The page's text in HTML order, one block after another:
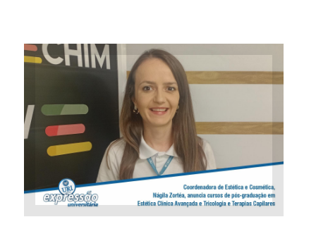
Coordenadora de Estética e
Cosmética, Nágila Zortéa,
anuncia cursos de pós-
graduação em Estética Clínica
Avançada e Tricologia e
Terapias Capilares